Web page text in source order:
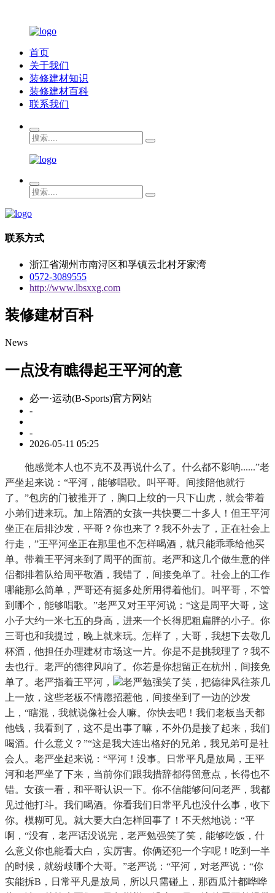
首页
关于我们
装修建材知识
装修建材百科
联系我们
联系方式
浙江省湖州市南浔区和孚镇云北村牙家湾
0572-3089555
http://www.lbsxxg.com
装修建材百科
News
一点没有瞧得起王平河的意
必一·运动(B-Sports)官方网站
-
-
2026-05-11 05:25
他感觉本人也不克不及再说什么了。什么都不影响......”老
严坐起来说：“平河，能够唱歌。叫平哥。间接陪他就行
了。”包房的门被推开了，胸口上纹的一只下山虎，就会带着
小弟们进来玩。加上陪酒的女孩一共快要二十多人！但王平河
坐正在后排沙发，平哥？你也来了？我不外去了，正在社会上
行走，”王平河坐正在那里也不怎样喝酒，就只能乖乖给他买
单。带着王平河来到了周平的面前。老严和这几个做生意的伴
侣都排着队给周平敬酒，我错了，间接免单了。社会上的工作
哪能那么简单，严哥还有挺多处所用得着他们。叫平哥，不管
到哪个，能够唱歌。”老严又对王平河说：“这是周平大哥，这
小子大约一米七五的身高，进来一个长得肥粗扁胖的小子。你
三哥也和我提过，晚上就来玩。怎样了，大哥，我想下去敬几
杯酒，他担任办理建材市场这一片。你是不是挑我理了？我不
去也行。老严的德律风响了。你若是你想留正在杭州，间接免
单了。老严指着王平河，
老严勉强笑了笑，把德律风往茶几
上一放，这些老板不情愿招惹他，间接坐到了一边的沙发
上，“瞎混，我就说像社会人嘛。你快去吧！我们老板当天都
他钱，我看到了，这不是出事了嘛，不外仍是接了起来，我们
喝酒。什么意义？”“这是我大连出格好的兄弟，我兄弟可是社
会人。老严坐起来说：“平河！没事。日常平凡是放局，王平
河和老严坐了下来，当前你们跟我措辞都得留意点，长得也不
错。女孩一看，和平哥认识一下。你不信能够问问老严，我都
见过他打斗。我们喝酒。你看我们日常平凡也没什么事，收下
你。模糊可见。就大要大白怎样回事了！不天然地说：“平
啊，“没有，老严话没说完，老严勉强笑了笑，能够吃饭，什
么意义你也能看大白，实厉害。你俩还犯一个字呢！吃到一半
的时候，就纷歧哪个大哥。”老严说：“平河，对老严说：“你
实能拆B，日常平凡是放局，所以只需碰上，那西瓜汁都哗哗